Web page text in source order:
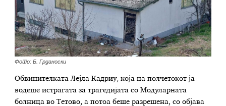
Фото: Б. Грданоски
Обвинителката Лејла Кадриу, која на полчетокот ја
водеше истрагата за трагедијата со Модуларната
болница во Тетово, а потоа беше разрешена, со објава